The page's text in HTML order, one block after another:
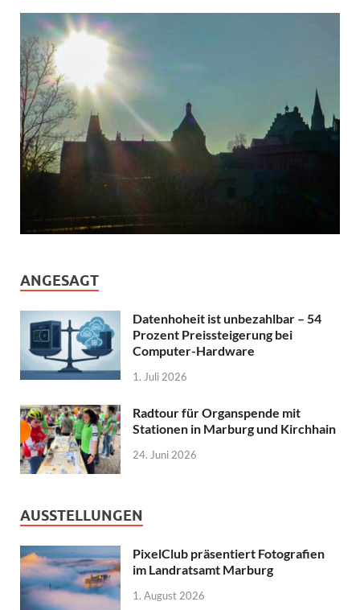
ANGESAGT
Datenhoheit ist unbezahlbar – 54
Prozent Preissteigerung bei
Computer-Hardware
1. Juli 2026
Radtour für Organspende mit
Stationen in Marburg und Kirchhain
24. Juni 2026
AUSSTELLUNGEN
PixelClub präsentiert Fotografien
im Landratsamt Marburg
1. August 2026